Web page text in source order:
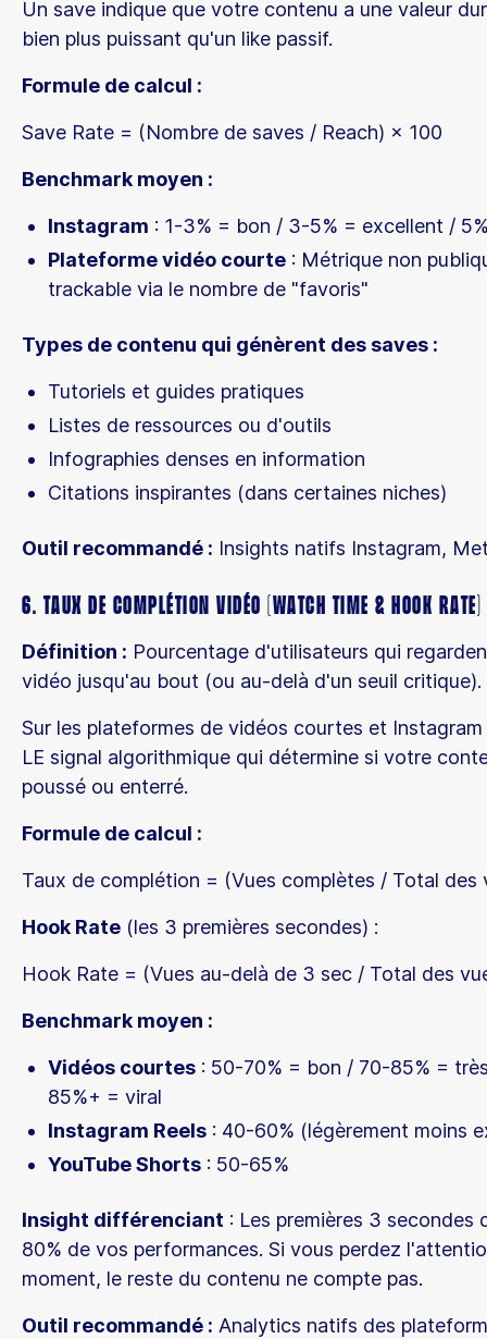
Un save indique que votre contenu a une valeur
bien plus puissant qu'un like passif.
Formule de calcul :
Save Rate = (Nombre de saves / Reach) × 100
Benchmark moyen :
Instagram : 1-3% = bon / 3-5% = excellent /
Plateforme vidéo courte : Métrique non
trackable via le nombre de "favoris"
Types de contenu qui génèrent des saves :
Tutoriels et guides pratiques
Listes de ressources ou d'outils
Infographies denses en information
Citations inspirantes (dans certaines niches)
Outil recommandé : Insights natifs Instagram,
6. Taux de Complétion Vidéo (Watch Time & Hook Rate)
Définition : Pourcentage d'utilisateurs qui
vidéo jusqu'au bout (ou au-delà d'un seuil critique).
Sur les plateformes de vidéos courtes et
LE signal algorithmique qui détermine si votre
poussé ou enterré.
Formule de calcul :
Taux de complétion = (Vues complètes / Total des
Hook Rate (les 3 premières secondes) :
Hook Rate = (Vues au-delà de 3 sec / Total des
Benchmark moyen :
Vidéos courtes : 50-70% = bon / 70-85% =
85%+ = viral
Instagram Reels : 40-60% (légèrement moins
YouTube Shorts : 50-65%
Insight différenciant : Les premières 3 secondes
80% de vos performances. Si vous perdez
moment, le reste du contenu ne compte pas.
Outil recommandé : Analytics natifs des